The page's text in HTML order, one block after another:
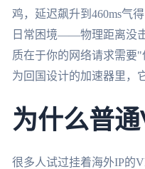
鸡，延迟飙升到460ms气
日常困境——物理距离没
质在于你的网络请求需要
为回国设计的加速器里，
为什么普
很多人试过挂着海外IP的